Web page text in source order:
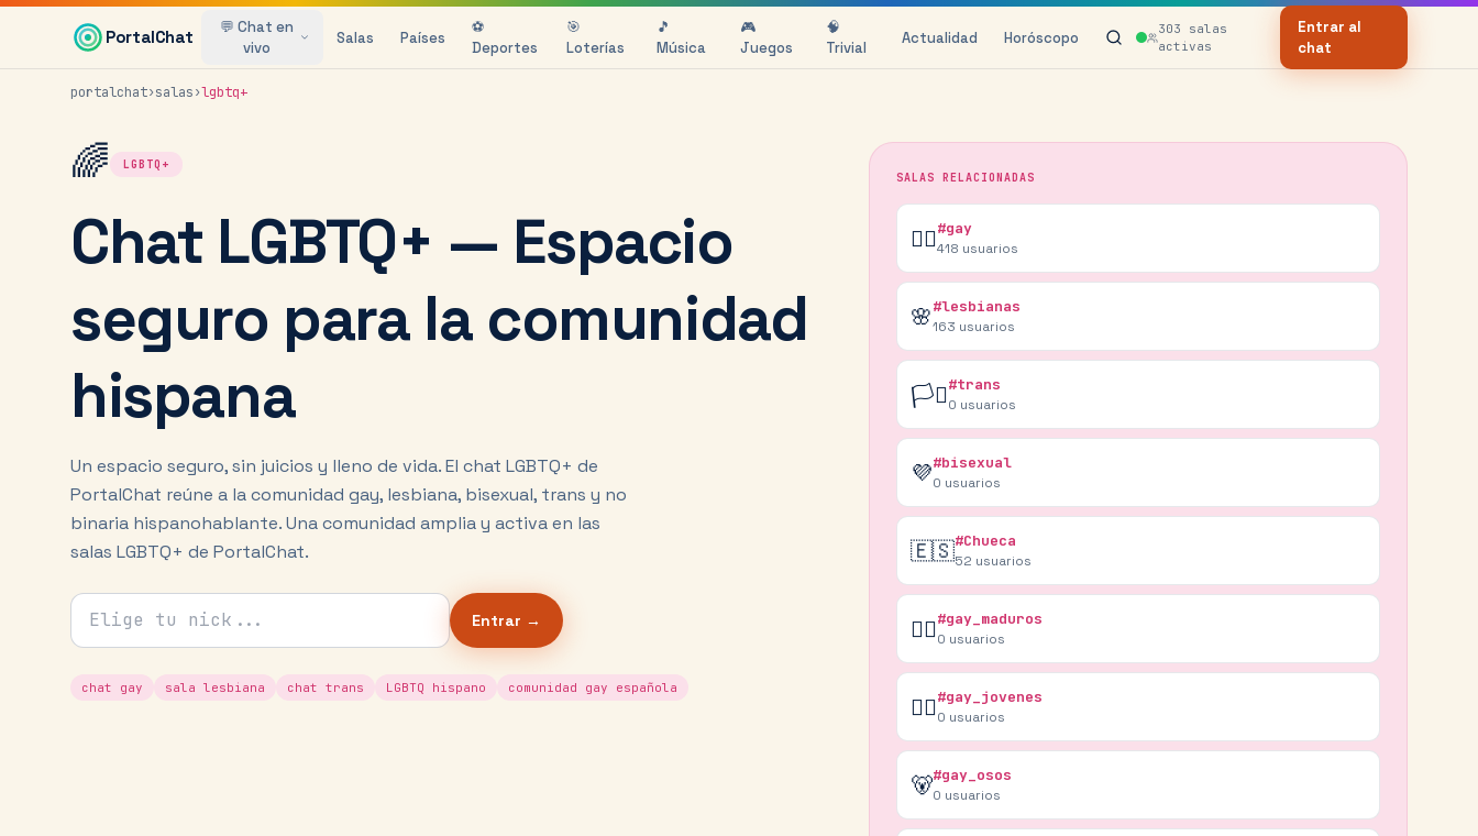
Saltar al contenido principal
PortalChat
💬 Chat en
vivo
Salas Países
⚽
Deportes
🎯
Loterías
🎵
Música
🎮
Juegos
🧠
Trivial
Actualidad Horóscopo 303 salas
activas
Entrar al
chat
portalchat›salas›lgbtq+
🌈 LGBTQ+
Chat LGBTQ+ — Espacio
seguro para la comunidad
hispana
Un espacio seguro, sin juicios y lleno de vida. El chat LGBTQ+ de
PortalChat reúne a la comunidad gay, lesbiana, bisexual, trans y no
binaria hispanohablante. Una comunidad amplia y activa en las
salas LGBTQ+ de PortalChat.
Tu nick para el chat
Entrar →
chat gay sala lesbiana chat trans LGBTQ hispano comunidad gay española
SALAS RELACIONADAS
🏳️‍🌈#gay
418 usuarios
🌸#lesbianas
163 usuarios
🏳️‍⚧️#trans
0 usuarios
💜#bisexual
0 usuarios
🇪🇸#Chueca
52 usuarios
🏳️‍🌈#gay_maduros
0 usuarios
🏳️‍🌈#gay_jovenes
0 usuarios
🐻#gay_osos
0 usuarios